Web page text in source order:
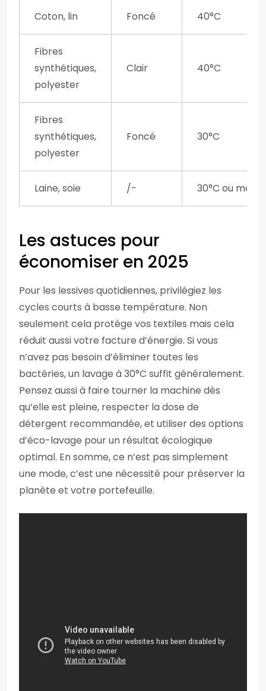
Coton, lin Foncé 40°C
Fibres
synthétiques,
polyester
Clair 40°C
Fibres
synthétiques,
polyester
Foncé 30°C
Laine, soie /- 30°C ou moins
Les astuces pour
économiser en 2025
Pour les lessives quotidiennes, privilégiez les
cycles courts à basse température. Non
seulement cela protège vos textiles mais cela
réduit aussi votre facture d’énergie. Si vous
n’avez pas besoin d’éliminer toutes les
bactéries, un lavage à 30°C suffit généralement.
Pensez aussi à faire tourner la machine dès
qu’elle est pleine, respecter la dose de
détergent recommandée, et utiliser des options
d’éco-lavage pour un résultat écologique
optimal. En somme, ce n’est pas simplement
une mode, c’est une nécessité pour préserver la
planète et votre portefeuille.